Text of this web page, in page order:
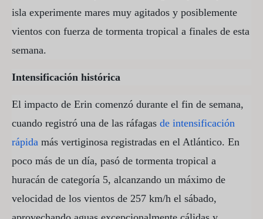
isla experimente mares muy agitados y posiblemente
vientos con fuerza de tormenta tropical a finales de esta
semana.
Intensificación histórica
El impacto de Erin comenzó durante el fin de semana,
cuando registró una de las ráfagas de intensificación
rápida más vertiginosa registradas en el Atlántico. En
poco más de un día, pasó de tormenta tropical a
huracán de categoría 5, alcanzando un máximo de
velocidad de los vientos de 257 km/h el sábado,